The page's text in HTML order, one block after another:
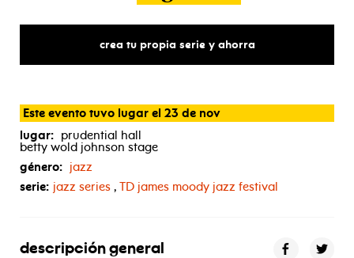
crea tu propia serie y ahorra
Este evento tuvo lugar el 23 de nov
lugar: prudential hall
betty wold johnson stage
género: jazz
serie: jazz series , TD james moody jazz festival
descripción general